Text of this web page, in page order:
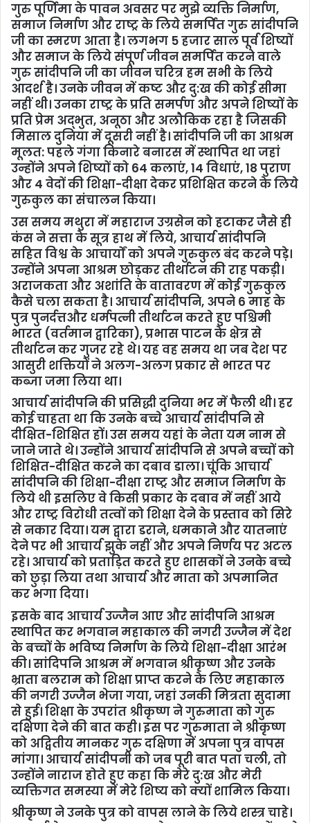
गुरु पूर्णिमा के पावन अवसर पर मुझे व्यक्ति निर्माण,
समाज निर्माण और राष्ट्र के लिये समर्पित गुरु सांदीपनि
जी का स्मरण आता है। लगभग 5 हजार साल पूर्व शिष्यों
और समाज के लिये संपूर्ण जीवन समर्पित करने वाले
गुरु सांदीपनि जी का जीवन चरित्र हम सभी के लिये
आदर्श है। उनके जीवन में कष्ट और दु:ख की कोई सीमा
नहीं थी। उनका राष्ट्र के प्रति समर्पण और अपने शिष्यों के
प्रति प्रेम अद्भुत, अनूठा और अलौकिक रहा है जिसकी
मिसाल दुनिया में दूसरी नहीं है। सांदीपनि जी का आश्रम
मूलत: पहले गंगा किनारे बनारस में स्थापित था जहां
उन्होंने अपने शिष्यों को 64 कलाएं, 14 विधाएं, 18 पुराण
और 4 वेदों की शिक्षा-दीक्षा देकर प्रशिक्षित करने के लिये
गुरुकुल का संचालन किया।
उस समय मथुरा में महाराज उग्रसेन को हटाकर जैसे ही
कंस ने सत्ता के सूत्र हाथ में लिये, आचार्य सांदीपनि
सहित विश्व के आचार्यों को अपने गुरुकुल बंद करने पड़े।
उन्होंने अपना आश्रम छोड़कर तीर्थाटन की राह पकड़ी।
अराजकता और अशांति के वातावरण में कोई गुरुकुल
कैसे चला सकता है। आचार्य सांदीपनि, अपने 6 माह के
पुत्र पुनर्दत्तऔर धर्मपत्नी तीर्थाटन करते हुए पश्चिमी
भारत (वर्तमान द्वारिका), प्रभास पाटन के क्षेत्र से
तीर्थाटन कर गुजर रहे थे। यह वह समय था जब देश पर
आसुरी शक्तियों ने अलग-अलग प्रकार से भारत पर
कब्जा जमा लिया था।
आचार्य सांदीपनि की प्रसिद्धी दुनिया भर में फैली थी। हर
कोई चाहता था कि उनके बच्चे आचार्य सांदीपनि से
दीक्षित-शिक्षित हों। उस समय यहां के नेता यम नाम से
जाने जाते थे। उन्होंने आचार्य सांदीपनि से अपने बच्चों को
शिक्षित-दीक्षित करने का दबाव डाला। चूंकि आचार्य
सांदीपनि की शिक्षा-दीक्षा राष्ट्र और समाज निर्माण के
लिये थी इसलिए वे किसी प्रकार के दबाव में नहीं आये
और राष्ट्र विरोधी तत्वों को शिक्षा देने के प्रस्ताव को सिरे
से नकार दिया। यम द्वारा डराने, धमकाने और यातनाएं
देने पर भी आचार्य झुके नहीं और अपने निर्णय पर अटल
रहे। आचार्य को प्रताड़ित करते हुए शासकों ने उनके बच्चे
को छुड़ा लिया तथा आचार्य और माता को अपमानित
कर भगा दिया।
इसके बाद आचार्य उज्जैन आए और सांदीपनि आश्रम
स्थापित कर भगवान महाकाल की नगरी उज्जैन में देश
के बच्चों के भविष्य निर्माण के लिये शिक्षा-दीक्षा आरंभ
की। सांदिपनि आश्रम में भगवान श्रीकृष्ण और उनके
भ्राता बलराम को शिक्षा प्राप्त करने के लिए महाकाल
की नगरी उज्जैन भेजा गया, जहां उनकी मित्रता सुदामा
से हुई। शिक्षा के उपरांत श्रीकृष्ण ने गुरुमाता को गुरु
दक्षिणा देने की बात कही। इस पर गुरुमाता ने श्रीकृष्ण
को अद्वितीय मानकर गुरु दक्षिणा में अपना पुत्र वापस
मांगा। आचार्य सांदीपनी को जब पूरी बात पता चली, तो
उन्होंने नाराज होते हुए कहा कि मेरे दु:ख और मेरी
व्यक्तिगत समस्या में मेरे शिष्य को क्यों शामिल किया।
श्रीकृष्ण ने उनके पुत्र को वापस लाने के लिये शस्त्र चाहे।